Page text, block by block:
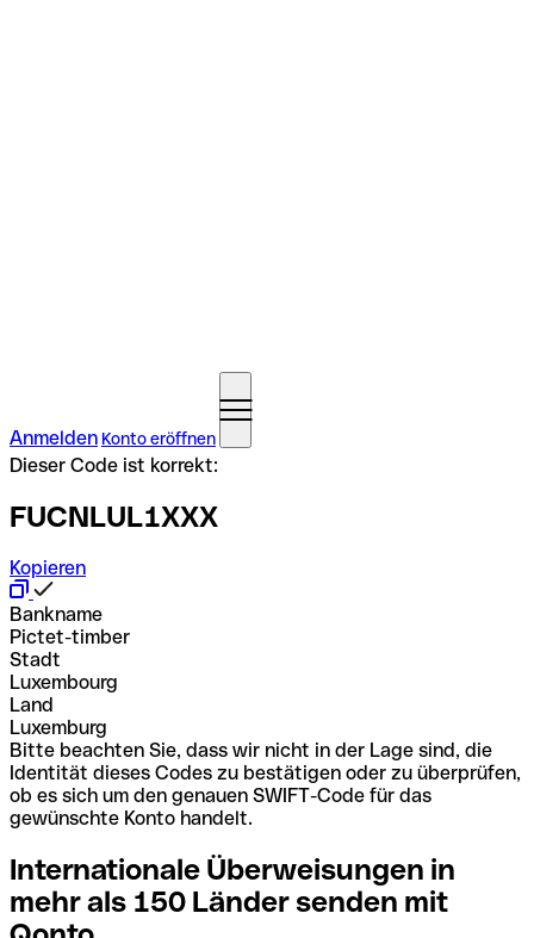
Anmelden Konto eröffnen
Dieser Code ist korrekt:
FUCNLUL1XXX
Kopieren
Bankname
Pictet-timber
Stadt
Luxembourg
Land
Luxemburg
Bitte beachten Sie, dass wir nicht in der Lage sind, die
Identität dieses Codes zu bestätigen oder zu überprüfen,
ob es sich um den genauen SWIFT-Code für das
gewünschte Konto handelt.
Internationale Überweisungen in
mehr als 150 Länder senden mit